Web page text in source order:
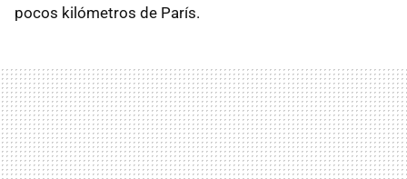
pocos kilómetros de París.